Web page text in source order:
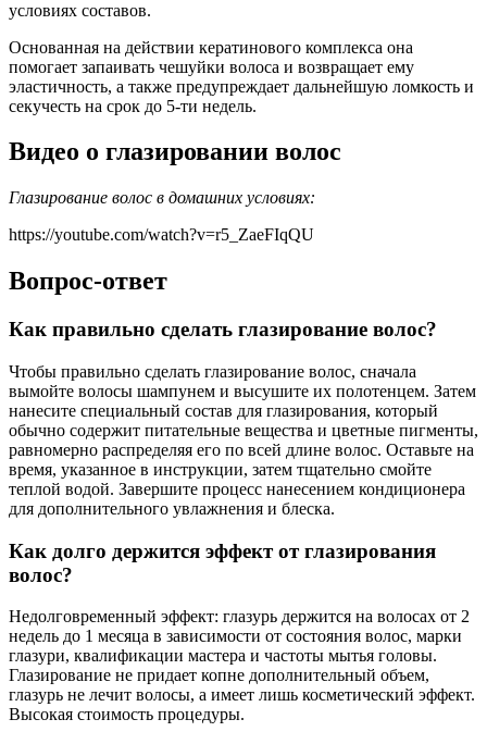
условиях составов.
Основанная на действии кератинового комплекса она
помогает запаивать чешуйки волоса и возвращает ему
эластичность, а также предупреждает дальнейшую ломкость и
секучесть на срок до 5-ти недель.
Видео о глазировании волос
Глазирование волос в домашних условиях:
https://youtube.com/watch?v=r5_ZaeFIqQU
Вопрос-ответ
Как правильно сделать глазирование волос?
Чтобы правильно сделать глазирование волос, сначала
вымойте волосы шампунем и высушите их полотенцем. Затем
нанесите специальный состав для глазирования, который
обычно содержит питательные вещества и цветные пигменты,
равномерно распределяя его по всей длине волос. Оставьте на
время, указанное в инструкции, затем тщательно смойте
теплой водой. Завершите процесс нанесением кондиционера
для дополнительного увлажнения и блеска.
Как долго держится эффект от глазирования
волос?
Недолговременный эффект: глазурь держится на волосах от 2
недель до 1 месяца в зависимости от состояния волос, марки
глазури, квалификации мастера и частоты мытья головы.
Глазирование не придает копне дополнительный объем,
глазурь не лечит волосы, а имеет лишь косметический эффект.
Высокая стоимость процедуры.